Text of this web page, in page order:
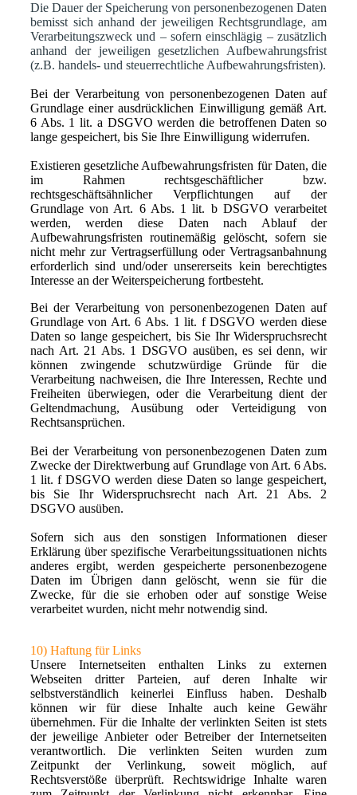
Die Dauer der Speicherung von personenbezogenen Daten
bemisst sich anhand der jeweiligen Rechtsgrundlage, am
Verarbeitungszweck und – sofern einschlägig – zusätzlich
anhand der jeweiligen gesetzlichen Aufbewahrungsfrist
(z.B. handels- und steuerrechtliche Aufbewahrungsfristen).
Bei der Verarbeitung von personenbezogenen Daten auf
Grundlage einer ausdrücklichen Einwilligung gemäß Art.
6 Abs. 1 lit. a DSGVO werden die betroffenen Daten so
lange gespeichert, bis Sie Ihre Einwilligung widerrufen.
Existieren gesetzliche Aufbewahrungsfristen für Daten, die
im Rahmen rechtsgeschäftlicher bzw.
rechtsgeschäftsähnlicher Verpflichtungen auf der
Grundlage von Art. 6 Abs. 1 lit. b DSGVO verarbeitet
werden, werden diese Daten nach Ablauf der
Aufbewahrungsfristen routinemäßig gelöscht, sofern sie
nicht mehr zur Vertragserfüllung oder Vertragsanbahnung
erforderlich sind und/oder unsererseits kein berechtigtes
Interesse an der Weiterspeicherung fortbesteht.
Bei der Verarbeitung von personenbezogenen Daten auf
Grundlage von Art. 6 Abs. 1 lit. f DSGVO werden diese
Daten so lange gespeichert, bis Sie Ihr Widerspruchsrecht
nach Art. 21 Abs. 1 DSGVO ausüben, es sei denn, wir
können zwingende schutzwürdige Gründe für die
Verarbeitung nachweisen, die Ihre Interessen, Rechte und
Freiheiten überwiegen, oder die Verarbeitung dient der
Geltendmachung, Ausübung oder Verteidigung von
Rechtsansprüchen.
Bei der Verarbeitung von personenbezogenen Daten zum
Zwecke der Direktwerbung auf Grundlage von Art. 6 Abs.
1 lit. f DSGVO werden diese Daten so lange gespeichert,
bis Sie Ihr Widerspruchsrecht nach Art. 21 Abs. 2
DSGVO ausüben.
Sofern sich aus den sonstigen Informationen dieser
Erklärung über spezifische Verarbeitungssituationen nichts
anderes ergibt, werden gespeicherte personenbezogene
Daten im Übrigen dann gelöscht, wenn sie für die
Zwecke, für die sie erhoben oder auf sonstige Weise
verarbeitet wurden, nicht mehr notwendig sind.
10) Haftung für Links
Unsere Internetseiten enthalten Links zu externen
Webseiten dritter Parteien, auf deren Inhalte wir
selbstverständlich keinerlei Einfluss haben. Deshalb
können wir für diese Inhalte auch keine Gewähr
übernehmen. Für die Inhalte der verlinkten Seiten ist stets
der jeweilige Anbieter oder Betreiber der Internetseiten
verantwortlich. Die verlinkten Seiten wurden zum
Zeitpunkt der Verlinkung, soweit möglich, auf
Rechtsverstöße überprüft. Rechtswidrige Inhalte waren